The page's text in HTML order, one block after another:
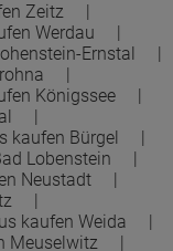
GmbH
Zeitz
Werdau
Ernstal
Königssee
kaufen Bürgel
Lobenstein
Neustadt
kaufen Weida
Meuselwitz